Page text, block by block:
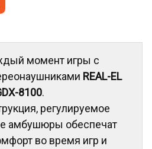
момент игры с
REAL-EL
8100.
регулируемое
амбушюры обеспечат
во время игр и